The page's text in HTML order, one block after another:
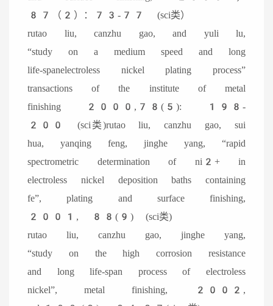
87（2）：73-77 (sci类）
rutao liu, canzhu gao, and yuli lu,
“study on a medium speed and long
life-spanelectroless nickel plating process”
transactions of the institute of metal
finishing 2000,78(5): 198-
200 (sci类)rutao liu, canzhu gao, sui
hua, yanqing feng, jinghe yang, “rapid
spectrometric determination of ni2+ in
electroless nickel deposition baths containing
fe”, plating and surface finishing,
2001, 88(9) (sci类)
rutao liu, canzhu gao, jinghe yang,
“study on the high corrosion resistance
and long life-span process of electroless
nickel”, metal finishing, 2002,